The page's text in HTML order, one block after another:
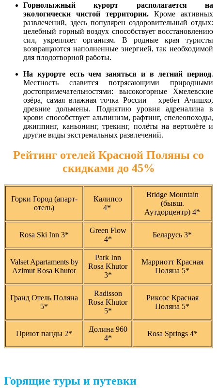
Горнолыжный курорт располагается на
экологически чистой территории. Кроме активных
развлечений, здесь популярен оздоровительный отдых:
целебный горный воздух способствует восстановлению
сил, укрепляет организм. В родные края туристы
возвращаются наполненные энергией, так необходимой
для плодотворной работы.
На курорте есть чем заняться и в летний период.
Местность славится потрясающими природными
достопримечательностями: высокогорные Хмелевские
озёра, самая влажная точка России – хребет Ачишхо,
древние дольмены. Поднятию уровня адреналина в
крови способствует альпинизм, рафтинг, спелеопоходы,
джиппинг, каньонинг, трекинг, полёты на вертолёте и
другие виды экстремальных развлечений.
Рейтинг отелей Красной Поляны со
скидками до 45%
Горки Город (апарт-
отель)
Калипсо
4*
Bridge Mountain
(бывш.
Аутдорцентр) 4*
Rosa Ski Inn 3*
Green Flow
4*
Беларусь 3*
Valset Apartaments by
Azimut Rosa Khutor
Park Inn
Rosa Khutor
3*
Марриотт Красная
Поляна 5*
Гранд Отель Поляна
5*
Radisson
Rosa Khutor
5*
Риксос Красная
Поляна 5*
Приют панды 2*
Долина 960
4*
Rosa Springs 4*
Горящие туры и путевки